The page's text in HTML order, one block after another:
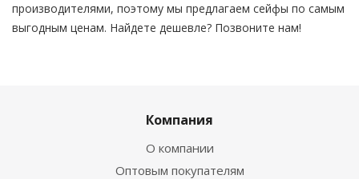
производителями, поэтому мы предлагаем сейфы по самым
выгодным ценам. Найдете дешевле? Позвоните нам!
Компания
О компании
Оптовым покупателям